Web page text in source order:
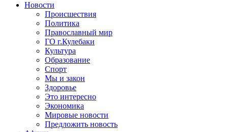
Новости
Происшествия
Политика
Православный мир
ГО г.Кулебаки
Культура
Образование
Спорт
Мы и закон
Здоровье
Это интересно
Экономика
Мировые новости
Предложить новость